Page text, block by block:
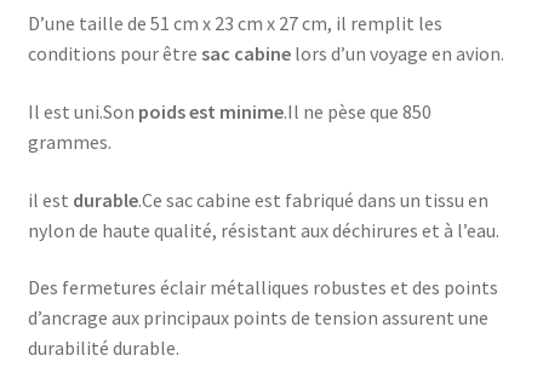
D’une taille de 51 cm x 23 cm x 27 cm, il remplit les
conditions pour être sac cabinelors d’un voyage en avion.
Il est uni.Son poids est minime.Il ne pèse que 850
grammes.
il est durable.Ce sac cabine est fabriqué dans un tissu en
nylon de haute qualité, résistant aux déchirures et à l’eau.
Des fermetures éclair métalliques robustes et des points
d’ancrage aux principaux points de tension assurent une
durabilité durable.